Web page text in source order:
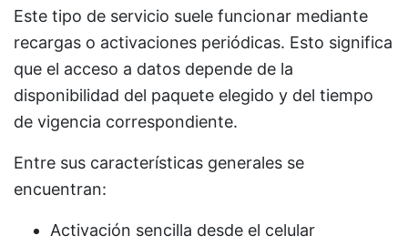
Este tipo de servicio suele funcionar mediante
recargas o activaciones periódicas. Esto significa
que el acceso a datos depende de la
disponibilidad del paquete elegido y del tiempo
de vigencia correspondiente.
Entre sus características generales se
encuentran:
Activación sencilla desde el celular